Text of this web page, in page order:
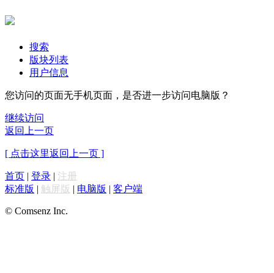
搜索
版块列表
用户信息
您访问的页面无手机页面，是否进一步访问电脑版？
继续访问
返回上一页
[ 点击这里返回上一页 ]
首页 | 登录 | 注册
标准版 | 触屏版 | 电脑版 | 客户端
© Comsenz Inc.